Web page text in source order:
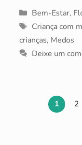
Categorias
Bem-Estar,
Tags
Criança com
crianças, Medos
Deixe um
Page
1 2